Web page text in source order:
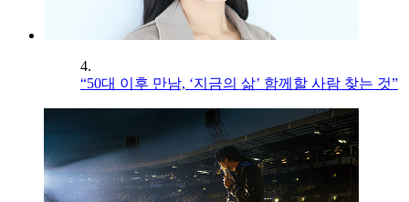
4.
“50대 이후 만남, ‘지금의 삶’ 함께할 사람 찾는 것”